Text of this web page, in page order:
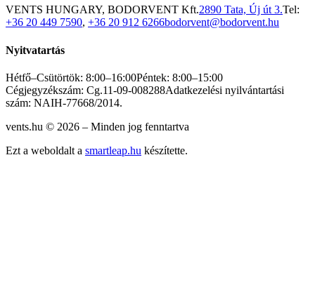
VENTS HUNGARY, BODORVENT Kft.2890 Tata, Új út 3.Tel:
+36 20 449 7590, +36 20 912 6266bodorvent@bodorvent.hu
Nyitvatartás
Hétfő–Csütörtök: 8:00–16:00Péntek: 8:00–15:00
Cégjegyzékszám: Cg.11-09-008288Adatkezelési nyilvántartási
szám: NAIH-77668/2014.
vents.hu © 2026 – Minden jog fenntartva
Ezt a weboldalt a smartleap.hu készítette.